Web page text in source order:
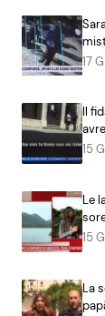
17
Il
15
Le
15
La